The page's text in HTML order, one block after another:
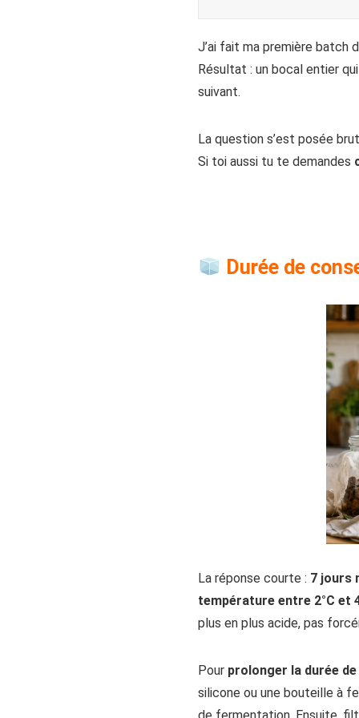
J’ai fait ma première batch
Résultat : un bocal entier
suivant.
La question s’est posée
Si toi aussi tu te demandes
Durée de
La réponse courte : 7 jours
température entre 2°C et
plus en plus acide, pas
Pour prolonger la durée
silicone ou une bouteille à